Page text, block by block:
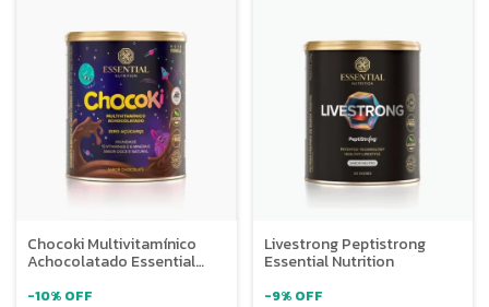
Chocoki Multivitamínico
Achocolatado Essential
-10% OFF
Livestrong Peptistrong
Essential Nutrition
-9% OFF